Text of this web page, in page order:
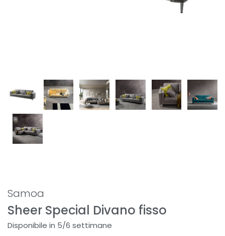
Samoa
Sheer Special Divano fisso
Disponibile in 5/6 settimane